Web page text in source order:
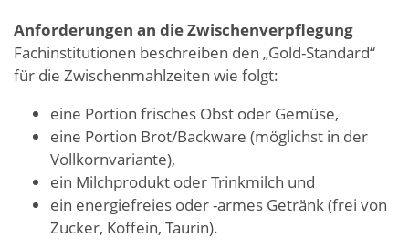
Anforderungen an die Zwischenverpflegung
Fachinstitutionen beschreiben den „Gold-Standard“
für die Zwischenmahlzeiten wie folgt:
eine Portion frisches Obst oder Gemüse,
eine Portion Brot/Backware (möglichst in der
Vollkornvariante),
ein Milchprodukt oder Trinkmilch und
ein energiefreies oder -armes Getränk (frei von
Zucker, Koffein, Taurin).